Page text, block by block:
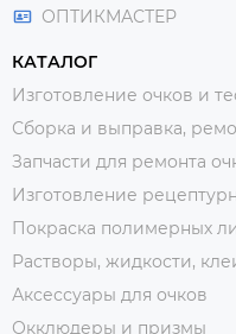
ОПТИКМАСТЕР
КАТАЛОГ
Изготовление очков и
Сборка и выправка,
Запчасти для ремонта
Изготовление
Покраска полимерных
Растворы, жидкости,
Аксессуары для очков
Окклюдеры и призмы